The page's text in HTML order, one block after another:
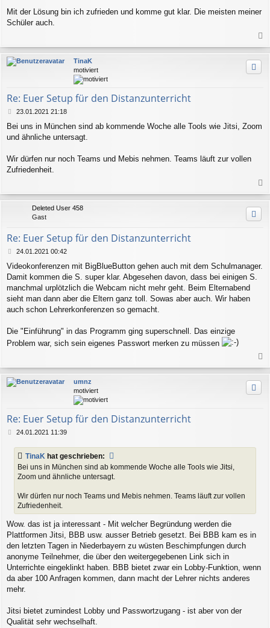
Mit der Lösung bin ich zufrieden und komme gut klar. Die meisten meiner
Schüler auch.
a
c
TinaK
motiviert
Re: Euer Setup für den Distanzunterricht
B
i
t
a
g
23.01.2021 21:18
Bei uns in München sind ab kommende Woche alle Tools wie Jitsi, Zoom
und ähnliche untersagt.
Wir dürfen nur noch Teams und Mebis nehmen. Teams läuft zur vollen
Zufriedenheit.
a
c
Deleted User 458
Gast
Re: Euer Setup für den Distanzunterricht
B
i
t
r
a
24.01.2021 00:42
Videokonferenzen mit BigBlueButton gehen auch mit dem Schulmanager.
Damit kommen die S. super klar. Abgesehen davon, dass bei einigen S.
manchmal urplötzlich die Webcam nicht mehr geht. Beim Elternabend
sieht man dann aber die Eltern ganz toll. Sowas aber auch. Wir haben
auch schon Lehrerkonferenzen so gemacht.
Die "Einführung" in das Programm ging superschnell. Das einzige
Problem war, sich sein eigenes Passwort merken zu müssen
a
c
umnz
motiviert
Re: Euer Setup für den Distanzunterricht
B
i
24.01.2021 11:39
TinaK hat geschrieben:
Bei uns in München sind ab kommende Woche alle Tools wie Jitsi,
Zoom und ähnliche untersagt.
Wir dürfen nur noch Teams und Mebis nehmen. Teams läuft zur vollen
Zufriedenheit.
Wow. das ist ja interessant - Mit welcher Begründung werden die
Plattformen Jitsi, BBB usw. ausser Betrieb gesetzt. Bei BBB kam es in
den letzten Tagen in Niederbayern zu wüsten Beschimpfungen durch
anonyme Teilnehmer, die über den weitergegebenen Link sich in
Unterrichte eingeklinkt haben. BBB bietet zwar ein Lobby-Funktion, wenn
da aber 100 Anfragen kommen, dann macht der Lehrer nichts anderes
mehr.
Jitsi bietet zumindest Lobby und Passwortzugang - ist aber von der
Qualität sehr wechselhaft.